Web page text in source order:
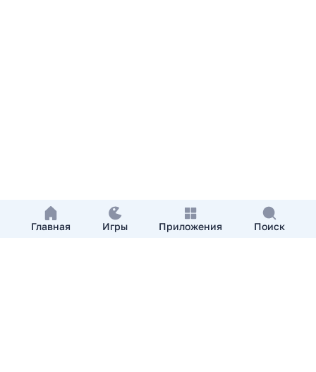
Главная Игры Приложения Поиск